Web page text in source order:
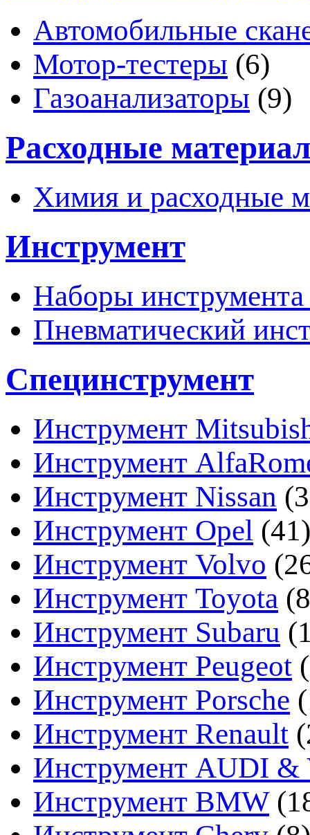
Автомобильные
Мотор-тестеры (6)
Газоанализаторы (9)
Расходные
Химия и расходные
Инструмент
Наборы инструмента
Пневматический
Специнструмент
Инструмент
Инструмент
Инструмент Nissan
Инструмент Opel (41)
Инструмент Volvo
Инструмент Toyota
Инструмент Subaru
Инструмент Peugeot
Инструмент Porsche
Инструмент Renault
Инструмент AUDI &
Инструмент BMW